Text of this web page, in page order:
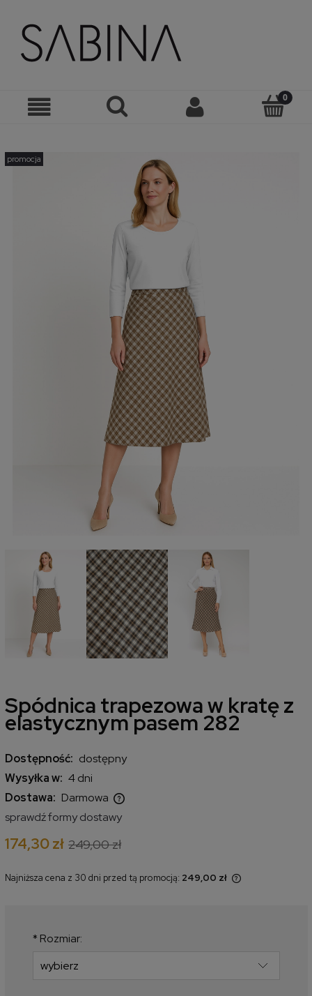
promocja
Spódnica trapezowa w kratę z
elastycznym pasem 282
Dostępność: dostępny
Wysyłka w: 4 dni
Dostawa: Darmowa
Cena nie zawiera ewentualnych kosztów płatności
sprawdź formy dostawy
174,30 zł 249,00 zł
Najniższa cena z 30 dni przed tą promocją: 249,00 zł
* Rozmiar: